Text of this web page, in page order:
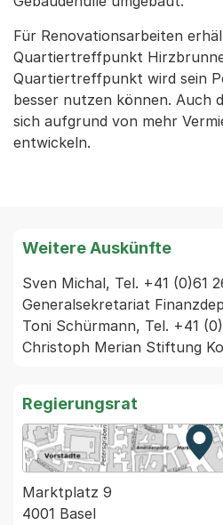
Für Renovationsarbeiten
Quartiertreffpunkt
Quartiertreffpunkt wird sein
besser nutzen können. Auch
sich aufgrund von mehr
entwickeln.
Weitere Auskünfte
Sven Michal, Tel. +41 (0)61
Generalsekretariat
Toni Schürmann, Tel. +41
Christoph Merian Stiftung
Regierungsrat
Zur
Marktplatz 9
4001 Basel